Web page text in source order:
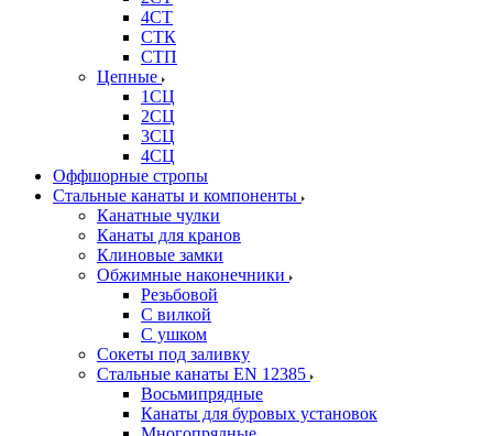
4СТ
СТК
СТП
Цепные
1СЦ
2СЦ
3СЦ
4СЦ
Оффшорные стропы
Стальные канаты и компоненты
Канатные чулки
Канаты для кранов
Клиновые замки
Обжимные наконечники
Резьбовой
С вилкой
С ушком
Сокеты под заливку
Стальные канаты EN 12385
Восьмипрядные
Канаты для буровых установок